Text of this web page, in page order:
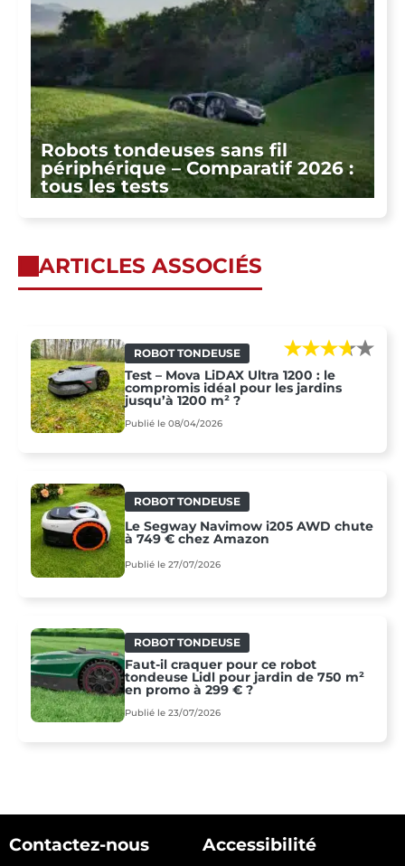
Robots tondeuses sans fil
périphérique – Comparatif 2026 :
tous les tests
ARTICLES ASSOCIÉS
ROBOT TONDEUSE
Test – Mova LiDAX Ultra 1200 : le
compromis idéal pour les jardins
jusqu’à 1200 m² ?
Publié le 08/04/2026
ROBOT TONDEUSE
Le Segway Navimow i205 AWD chute
à 749 € chez Amazon
Publié le 27/07/2026
ROBOT TONDEUSE
Faut-il craquer pour ce robot
tondeuse Lidl pour jardin de 750 m²
en promo à 299 € ?
Publié le 23/07/2026
Contactez-nous Accessibilité